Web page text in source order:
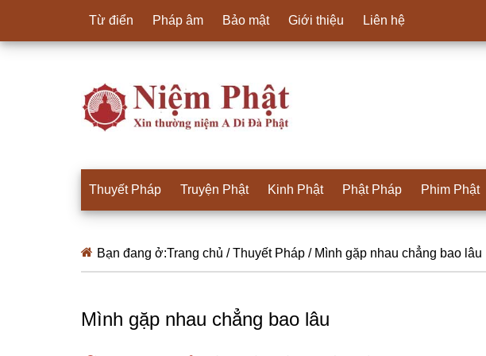
Từ điển Pháp âm Bảo mật Giới thiệu Liên hệ
Thuyết Pháp Truyện Phật Kinh Phật Phật Pháp Phim Phật
Bạn đang ở:Trang chủ / Thuyết Pháp /Mình gặp nhau chẳng bao lâu
Mình gặp nhau chẳng bao lâu